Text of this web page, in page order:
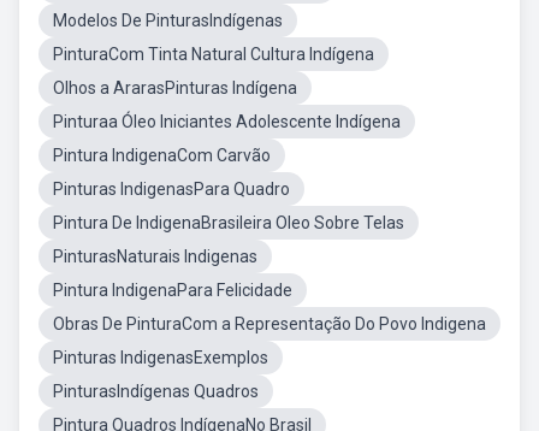
Modelos De PinturasIndígenas
PinturaCom Tinta Natural Cultura Indígena
Olhos a ArarasPinturas Indígena
Pinturaa Óleo Iniciantes Adolescente Indígena
Pintura IndigenaCom Carvão
Pinturas IndigenasPara Quadro
Pintura De IndigenaBrasileira Oleo Sobre Telas
PinturasNaturais Indigenas
Pintura IndigenaPara Felicidade
Obras De PinturaCom a Representação Do Povo Indigena
Pinturas IndigenasExemplos
PinturasIndígenas Quadros
Pintura Quadros IndígenaNo Brasil